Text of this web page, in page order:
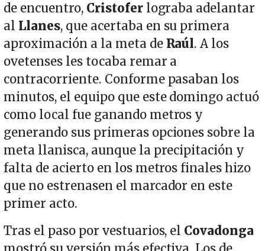
de encuentro, Cristofer lograba adelantar
al Llanes, que acertaba en su primera
aproximación a la meta de Raúl. A los
ovetenses les tocaba remar a
contracorriente. Conforme pasaban los
minutos, el equipo que este domingo actuó
como local fue ganando metros y
generando sus primeras opciones sobre la
meta llanisca, aunque la precipitación y
falta de acierto en los metros finales hizo
que no estrenasen el marcador en este
primer acto.
Tras el paso por vestuarios, el Covadonga